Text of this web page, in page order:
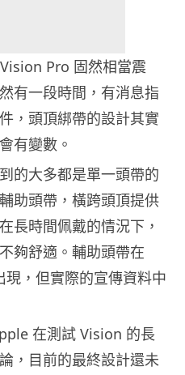
Pro 固然相當震
有一段時間，有消息指
，頭頂綁帶的設計其實
有變數。
的大多都是單一頭帶的
助頭帶，橫跨頭頂提供
長時間佩戴的情況下，
夠舒適。輔助頭帶在
，但實際的宣傳資料中
在測試 Vision 的長
，目前的最終設計還未